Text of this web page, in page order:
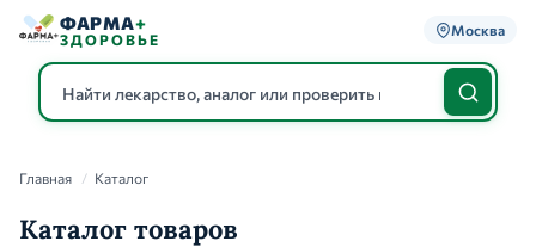
ФАРМА+
ЗДОРОВЬЕ
Москва
Каталог
Главная / Каталог
Каталог товаров